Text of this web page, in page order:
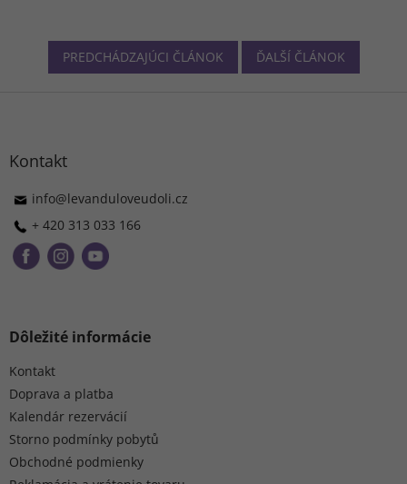
PREDCHÁDZAJÚCI ČLÁNOK ĎALŠÍ ČLÁNOK
Kontakt
info@levanduloveudoli.cz
+ 420 313 033 166
Dôležité informácie
Kontakt
Doprava a platba
Kalendár rezervácií
Storno podmínky pobytů
Obchodné podmienky